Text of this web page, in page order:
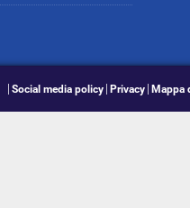
Social media policy Privacy Mappa